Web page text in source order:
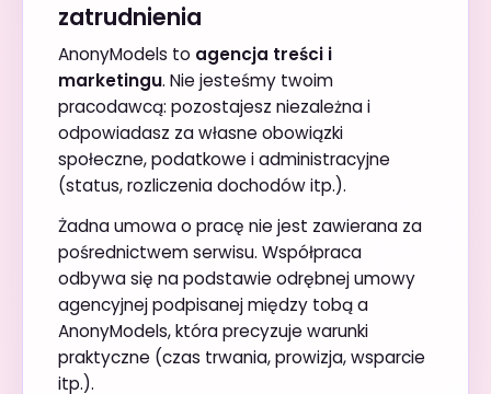
zatrudnienia
AnonyModels to agencja treści i
marketingu. Nie jesteśmy twoim
pracodawcą: pozostajesz niezależna i
odpowiadasz za własne obowiązki
społeczne, podatkowe i administracyjne
(status, rozliczenia dochodów itp.).
Żadna umowa o pracę nie jest zawierana za
pośrednictwem serwisu. Współpraca
odbywa się na podstawie odrębnej umowy
agencyjnej podpisanej między tobą a
AnonyModels, która precyzuje warunki
praktyczne (czas trwania, prowizja, wsparcie
itp.).